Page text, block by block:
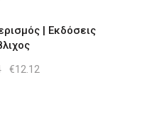
| Εκδόσεις
Original
€12.12Η